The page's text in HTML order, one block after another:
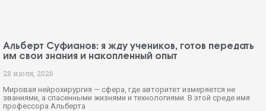
Альберт Суфианов: я жду учеников, готов передать
им свои знания и накопленный опыт
28 июля, 2026
Мировая нейрохирургия — сфера, где авторитет измеряется не
званиями, а спасенными жизнями и технологиями. В этой среде имя
профессора Альберта